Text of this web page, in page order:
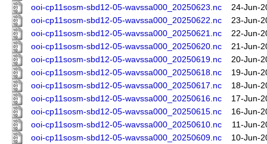
ooi-cp11sosm-sbd12-05-wavssa000_20250623.nc
24-Jun-
ooi-cp11sosm-sbd12-05-wavssa000_20250622.nc
23-Jun-
ooi-cp11sosm-sbd12-05-wavssa000_20250621.nc
22-Jun-
ooi-cp11sosm-sbd12-05-wavssa000_20250620.nc
21-Jun-
ooi-cp11sosm-sbd12-05-wavssa000_20250619.nc
20-Jun-
ooi-cp11sosm-sbd12-05-wavssa000_20250618.nc
19-Jun-
ooi-cp11sosm-sbd12-05-wavssa000_20250617.nc
18-Jun-
ooi-cp11sosm-sbd12-05-wavssa000_20250616.nc
17-Jun-
ooi-cp11sosm-sbd12-05-wavssa000_20250615.nc
16-Jun-
ooi-cp11sosm-sbd12-05-wavssa000_20250610.nc
11-Jun-
ooi-cp11sosm-sbd12-05-wavssa000_20250609.nc
10-Jun-